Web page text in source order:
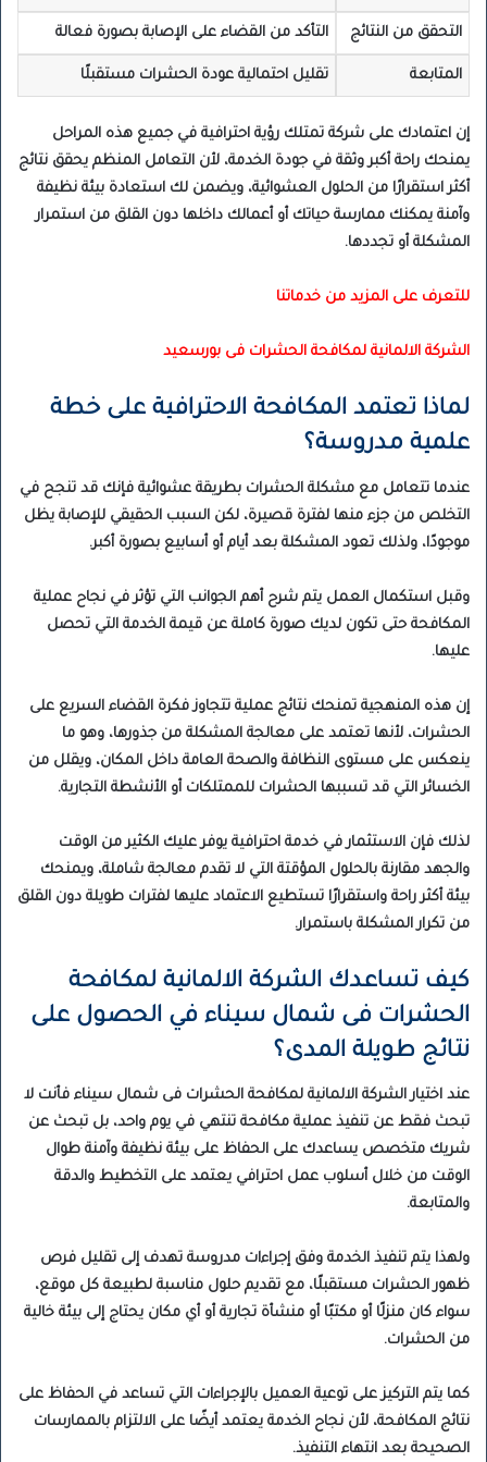
التحقق من النتائج التأكد من القضاء على الإصابة بصورة فعالة
المتابعة تقليل احتمالية عودة الحشرات مستقبلًا
إن اعتمادك على شركة تمتلك رؤية احترافية في جميع هذه المراحل
يمنحك راحة أكبر وثقة في جودة الخدمة، لأن التعامل المنظم يحقق نتائج
أكثر استقرارًا من الحلول العشوائية، ويضمن لك استعادة بيئة نظيفة
وآمنة يمكنك ممارسة حياتك أو أعمالك داخلها دون القلق من استمرار
المشكلة أو تجددها.
للتعرف على المزيد من خدماتنا
الشركة الالمانية لمكافحة الحشرات فى بورسعيد
لماذا تعتمد المكافحة الاحترافية على خطة
علمية مدروسة؟
عندما تتعامل مع مشكلة الحشرات بطريقة عشوائية فإنك قد تنجح في
التخلص من جزء منها لفترة قصيرة، لكن السبب الحقيقي للإصابة يظل
موجودًا، ولذلك تعود المشكلة بعد أيام أو أسابيع بصورة أكبر.
وقبل استكمال العمل يتم شرح أهم الجوانب التي تؤثر في نجاح عملية
المكافحة حتى تكون لديك صورة كاملة عن قيمة الخدمة التي تحصل
عليها.
إن هذه المنهجية تمنحك نتائج عملية تتجاوز فكرة القضاء السريع على
الحشرات، لأنها تعتمد على معالجة المشكلة من جذورها، وهو ما
ينعكس على مستوى النظافة والصحة العامة داخل المكان، ويقلل من
الخسائر التي قد تسببها الحشرات للممتلكات أو الأنشطة التجارية.
لذلك فإن الاستثمار في خدمة احترافية يوفر عليك الكثير من الوقت
والجهد مقارنة بالحلول المؤقتة التي لا تقدم معالجة شاملة، ويمنحك
بيئة أكثر راحة واستقرارًا تستطيع الاعتماد عليها لفترات طويلة دون القلق
من تكرار المشكلة باستمرار.
كيف تساعدك الشركة الالمانية لمكافحة
الحشرات فى شمال سيناء في الحصول على
نتائج طويلة المدى؟
عند اختيار الشركة الالمانية لمكافحة الحشرات فى شمال سيناء فأنت لا
تبحث فقط عن تنفيذ عملية مكافحة تنتهي في يوم واحد، بل تبحث عن
شريك متخصص يساعدك على الحفاظ على بيئة نظيفة وآمنة طوال
الوقت من خلال أسلوب عمل احترافي يعتمد على التخطيط والدقة
والمتابعة.
ولهذا يتم تنفيذ الخدمة وفق إجراءات مدروسة تهدف إلى تقليل فرص
ظهور الحشرات مستقبلًا، مع تقديم حلول مناسبة لطبيعة كل موقع،
سواء كان منزلًا أو مكتبًا أو منشأة تجارية أو أي مكان يحتاج إلى بيئة خالية
من الحشرات.
كما يتم التركيز على توعية العميل بالإجراءات التي تساعد في الحفاظ على
نتائج المكافحة، لأن نجاح الخدمة يعتمد أيضًا على الالتزام بالممارسات
الصحيحة بعد انتهاء التنفيذ.